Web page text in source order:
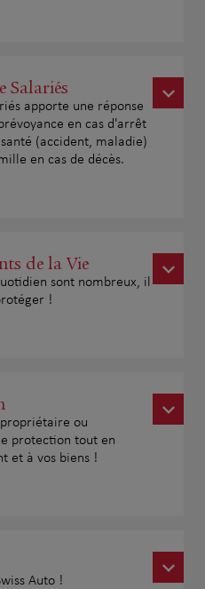
Salariés
apporte une réponse
en cas d'arrêt
(accident, maladie)
en cas de décès.
de la Vie
sont nombreux, il
!
ou
protection tout en
et à vos biens !
Auto !